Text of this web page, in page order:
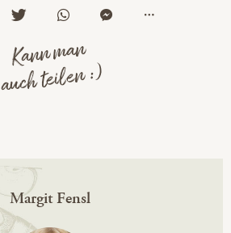
Kann man
auch teilen :)
Margit Fensl